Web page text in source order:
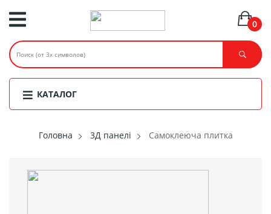
0
КАТАЛОГ
Головнa 3Д панелі Самоклеюча плитка